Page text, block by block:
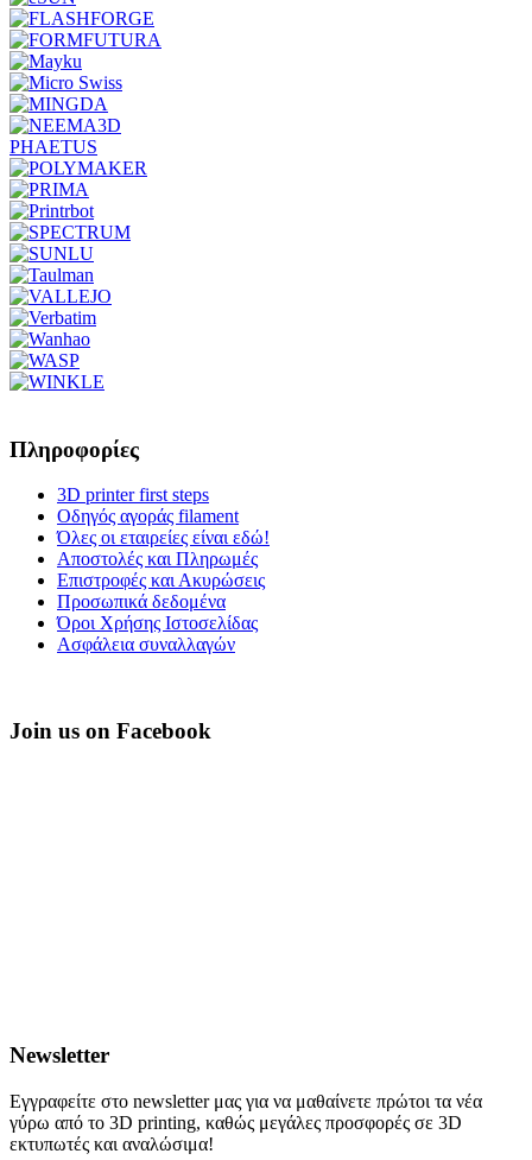
PHAETUS
Πληροφορίες
3D printer first steps
Οδηγός αγοράς filament
Όλες οι εταιρείες είναι εδώ!
Αποστολές και Πληρωμές
Επιστροφές και Ακυρώσεις
Προσωπικά δεδομένα
Όροι Χρήσης Ιστοσελίδας
Ασφάλεια συναλλαγών
Join us on Facebook
Newsletter
Εγγραφείτε στο newsletter μας για να μαθαίνετε πρώτοι τα νέα
γύρω από το 3D printing, καθώς μεγάλες προσφορές σε 3D
εκτυπωτές και αναλώσιμα!